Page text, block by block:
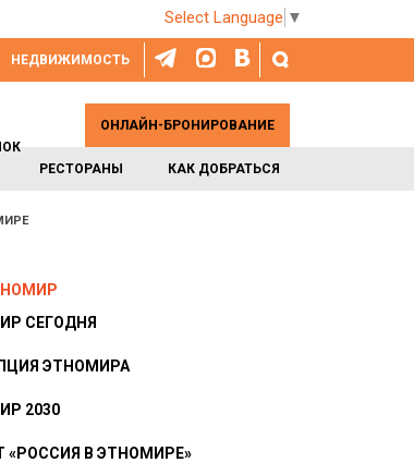
Select Language ▼
НЕДВИЖИМОСТЬ
РЕСТОРАНЫ КАК ДОБРАТЬСЯ
ОНЛАЙН-БРОНИРОВАНИЕ
СЕГОДНЯ
ЭТНОМИРА
2030
«РОССИЯ В ЭТНОМИРЕ»